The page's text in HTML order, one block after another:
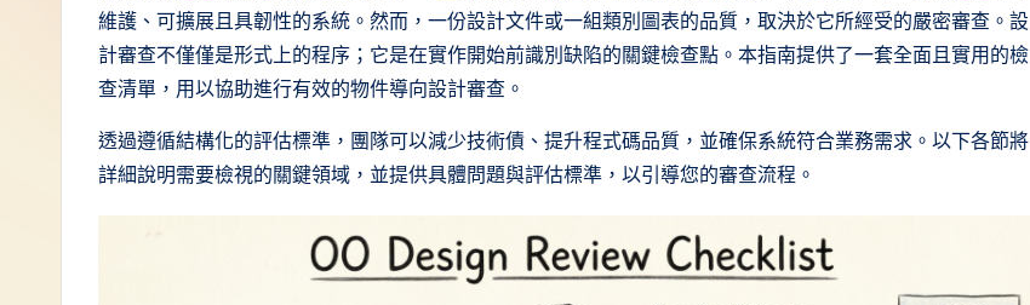
維護、可擴展且具韌性的系統。然而，一份設計文件或一組類別圖表的品質，取決於它所經受的嚴密審查。設
計審查不僅僅是形式上的程序；它是在實作開始前識別缺陷的關鍵檢查點。本指南提供了一套全面且實用的檢
查清單，用以協助進行有效的物件導向設計審查。
透過遵循結構化的評估標準，團隊可以減少技術債、提升程式碼品質，並確保系統符合業務需求。以下各節將
詳細說明需要檢視的關鍵領域，並提供具體問題與評估標準，以引導您的審查流程。